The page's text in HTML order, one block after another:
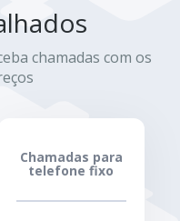
chamadas com os
Chamadas para
telefone fixo